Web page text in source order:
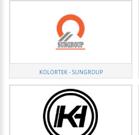
KOLORTEK - SUNGROUP